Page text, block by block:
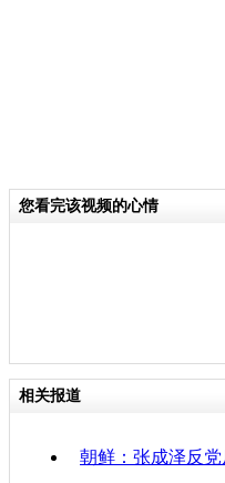
您看完该视频的心情
相关报道
朝鲜：张成泽反